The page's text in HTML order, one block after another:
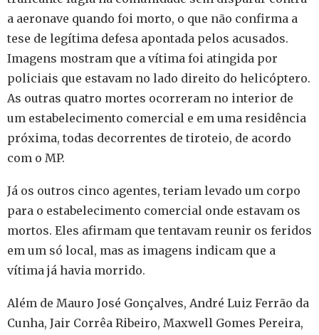
a aeronave quando foi morto, o que não confirma a
tese de legítima defesa apontada pelos acusados.
Imagens mostram que a vítima foi atingida por
policiais que estavam no lado direito do helicóptero.
As outras quatro mortes ocorreram no interior de
um estabelecimento comercial e em uma residência
próxima, todas decorrentes de tiroteio, de acordo
com o MP.
Já os outros cinco agentes, teriam levado um corpo
para o estabelecimento comercial onde estavam os
mortos. Eles afirmam que tentavam reunir os feridos
em um só local, mas as imagens indicam que a
vítima já havia morrido.
Além de Mauro José Gonçalves, André Luiz Ferrão da
Cunha, Jair Corrêa Ribeiro, Maxwell Gomes Pereira,